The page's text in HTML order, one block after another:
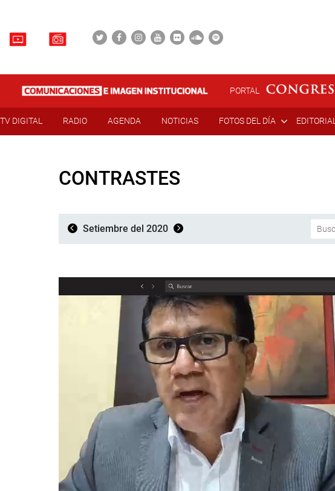
PORTAL
TV DIGITAL RADIO AGENDA NOTICIAS FOTOS DEL DÍA EDITORIAL
CONTRASTES
Setiembre del 2020